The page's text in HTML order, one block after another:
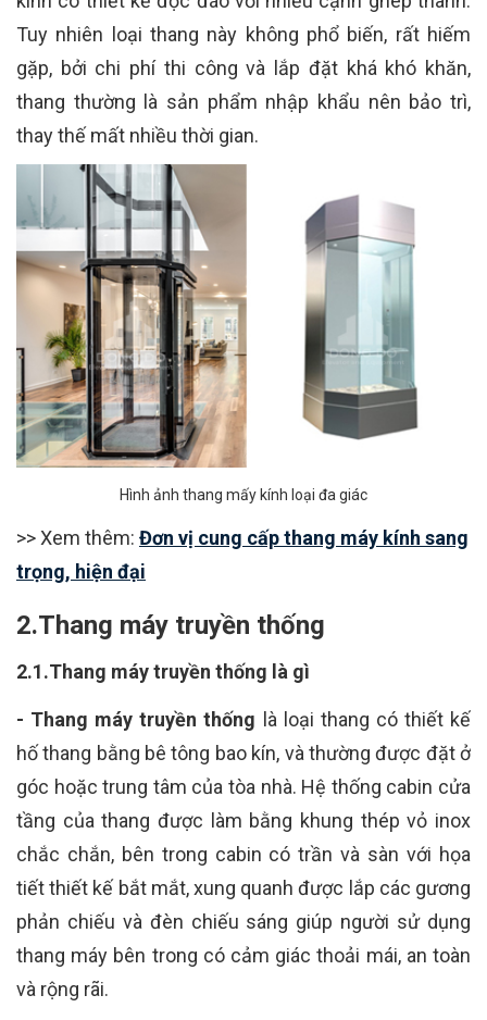
Tuy nhiên loại thang này không phổ biến, rất hiếm
gặp, bởi chi phí thi công và lắp đặt khá khó khăn,
thang thường là sản phẩm nhập khẩu nên bảo trì,
thay thế mất nhiều thời gian.
Hình ảnh thang mấy kính loại đa giác
>> Xem thêm: Đơn vị cung cấp thang máy kính sang
trọng, hiện đại
2.Thang máy truyền thống
2.1.Thang máy truyền thống là gì
- Thang máy truyền thống là loại thang có thiết kế
hố thang bằng bê tông bao kín, và thường được đặt ở
góc hoặc trung tâm của tòa nhà. Hệ thống cabin cửa
tầng của thang được làm bằng khung thép vỏ inox
chắc chắn, bên trong cabin có trần và sàn với họa
tiết thiết kế bắt mắt, xung quanh được lắp các gương
phản chiếu và đèn chiếu sáng giúp người sử dụng
thang máy bên trong có cảm giác thoải mái, an toàn
và rộng rãi.